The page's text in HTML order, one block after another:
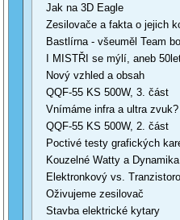
Jak na 3D Eagle
Zesilovače a fakta o jejich
Bastlírna - všeuměl Team
I MISTŘI se mýlí, aneb
Nový vzhled a obsah
QQF-55 KS 500W, 3. část
Vnímáme infra a ultra zvuk?
QQF-55 KS 500W, 2. část
Poctivé testy grafických
Kouzelné Watty a Dynamika
Elektronkový vs.
Oživujeme zesilovač
Stavba elektrické kytary